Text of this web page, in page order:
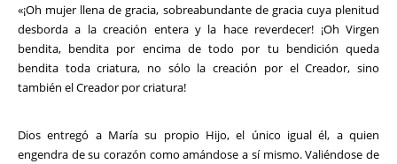
«¡Oh mujer llena de gracia, sobreabundante de gracia cuya plenitud
desborda a la creación entera y la hace reverdecer! ¡Oh Virgen
bendita, bendita por encima de todo por tu bendición queda
bendita toda criatura, no sólo la creación por el Creador, sino
también el Creador por criatura!
Dios entregó a María su propio Hijo, el único igual él, a quien
engendra de su corazón como amándose a sí mismo. Valiéndose de